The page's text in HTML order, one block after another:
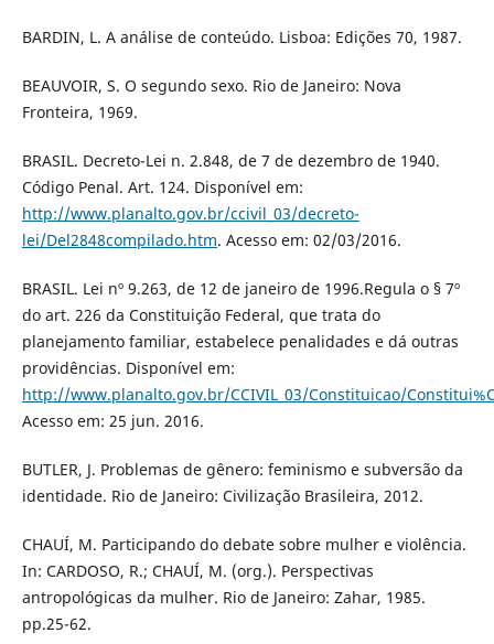
BARDIN, L. A análise de conteúdo. Lisboa: Edições 70, 1987.
BEAUVOIR, S. O segundo sexo. Rio de Janeiro: Nova
Fronteira, 1969.
BRASIL. Decreto-Lei n. 2.848, de 7 de dezembro de 1940.
Código Penal. Art. 124. Disponível em:
http://www.planalto.gov.br/ccivil_03/decreto-
lei/Del2848compilado.htm. Acesso em: 02/03/2016.
BRASIL. Lei nº 9.263, de 12 de janeiro de 1996.Regula o § 7º
do art. 226 da Constituição Federal, que trata do
planejamento familiar, estabelece penalidades e dá outras
providências. Disponível em:
http://www.planalto.gov.br/CCIVIL_03/Constituicao/
Acesso em: 25 jun. 2016.
BUTLER, J. Problemas de gênero: feminismo e subversão da
identidade. Rio de Janeiro: Civilização Brasileira, 2012.
CHAUÍ, M. Participando do debate sobre mulher e violência.
In: CARDOSO, R.; CHAUÍ, M. (org.). Perspectivas
antropológicas da mulher. Rio de Janeiro: Zahar, 1985.
pp.25-62.